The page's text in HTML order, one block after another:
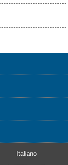
Italiano